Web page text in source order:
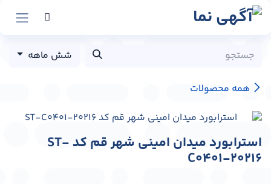
پرش به محتوا
همه محصولات
شش ماهه
استرابورد میدان امینی شهر قم کد ST-
C0401-20216